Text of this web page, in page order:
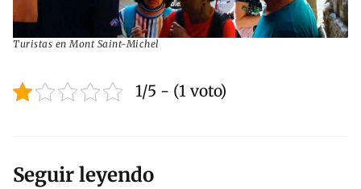
Turistas en Mont Saint-Michel
1/5 - (1 voto)
Seguir leyendo